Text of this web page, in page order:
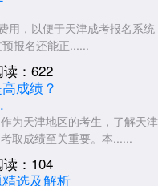
期吗”的简单介绍，想了解
期吗”的简单介绍，想了解
用，以便于天津成考报名系统
报名还能正......
读：622
为天津地区的考生，了解天津
取成绩至关重要。本......
读：104